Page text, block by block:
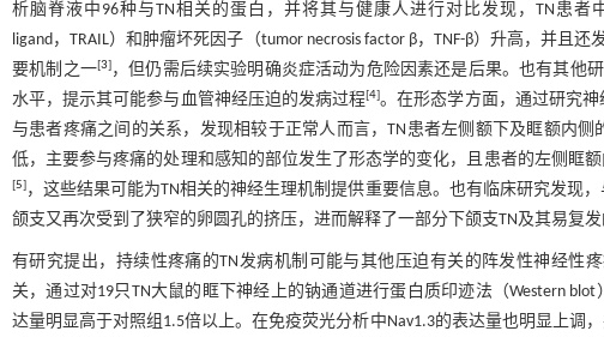
析脑脊液中96种与TN相关的蛋白，并将其与健康人进行对比发现，TN患者
ligand，TRAIL）和肿瘤坏死因子（tumor necrosis factor β，TNF-β）升高，并且
要机制之一[3]，但仍需后续实验明确炎症活动为危险因素还是后果。也有其他
水平，提示其可能参与血管神经压迫的发病过程[4]。在形态学方面，通过研究
与患者疼痛之间的关系，发现相较于正常人而言，TN患者左侧额下及眶额内
低，主要参与疼痛的处理和感知的部位发生了形态学的变化，且患者的左侧眶
[5] ，这些结果可能为TN相关的神经生理机制提供重要信息。也有临床研究发现
颌支又再次受到了狭窄的卵圆孔的挤压，进而解释了一部分下颌支TN及其易复发
有研究提出，持续性疼痛的TN发病机制可能与其他压迫有关的阵发性神经性
关，通过对19只TN大鼠的眶下神经上的钠通道进行蛋白质印迹法（Western
达量明显高于对照组1.5倍以上。在免疫荧光分析中Nav1.3的表达量也明显上调